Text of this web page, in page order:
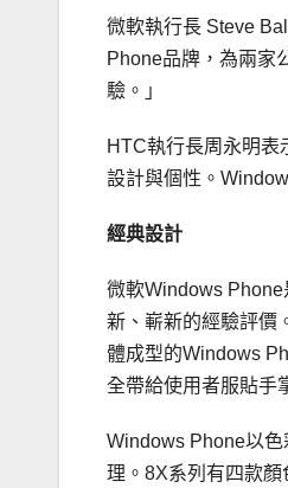
微軟執行長 Steve
Phone品牌，為兩家
驗。」
HTC執行長周永明
設計與個性。
經典設計
微軟Windows
新、嶄新的經驗評價
體成型的Windows
全帶給使用者服貼手
Windows Phone以
理。8X系列有四款